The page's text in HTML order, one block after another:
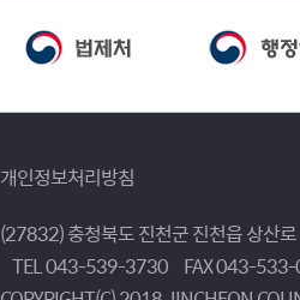
개인정보처리방침
(27832) 충청북도 진천군 진천읍 상산
TEL 043-539-3730 FAX 043-